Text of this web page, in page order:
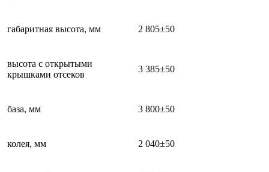
габаритная высота, мм 2 805±50
высота с открытыми
крышками отсеков
3 385±50
база, мм 3 800±50
колея, мм 2 040±50